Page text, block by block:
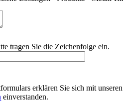
tragen Sie die Zeichenfolge ein.
erklären Sie sich mit unseren
einverstanden.